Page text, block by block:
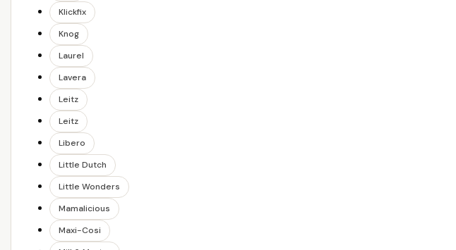
Klickfix
Knog
Laurel
Lavera
Leitz
Leitz
Libero
Little Dutch
Little Wonders
Mamalicious
Maxi-Cosi